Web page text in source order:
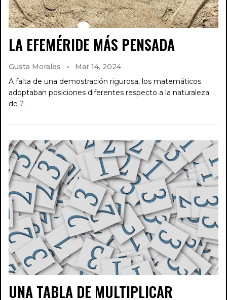
LA EFEMÉRIDE MÁS PENSADA
Gusta Morales
Mar 14, 2024
A falta de una demostración rigurosa, los matemáticos
adoptaban posiciones diferentes respecto a la naturaleza
de ?.
UNA TABLA DE MULTIPLICAR